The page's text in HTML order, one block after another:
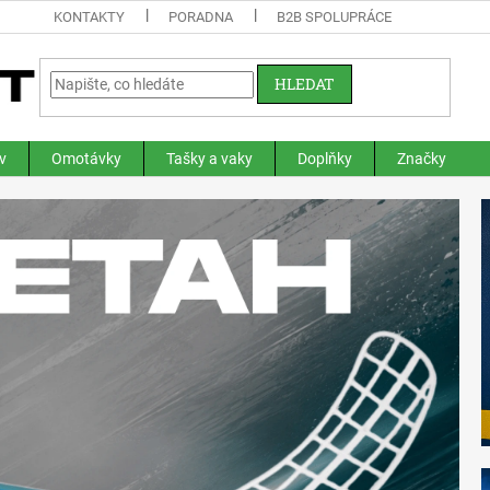
KONTAKTY PORADNA B2B SPOLUPRÁCE
HLEDAT
Omotávky Tašky a vaky Doplňky Značky